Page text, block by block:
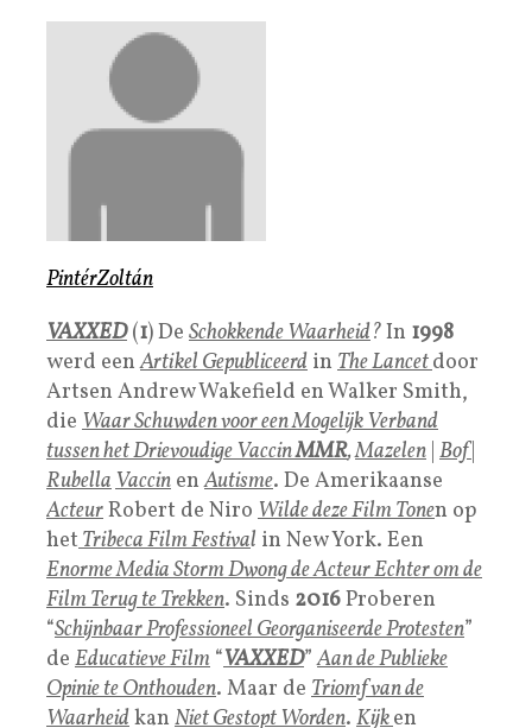
PintérZoltán
VAXXED(1) De Schokkende Waarheid?In 1998
werd eenArtikel Gepubliceerd in The Lancetdoor
Artsen Andrew Wakefield en Walker Smith,
die Waar Schuwden voor een Mogelijk Verband
tussen het Drievoudige VaccinMMR,Mazelen Bof
RubellaVaccin enAutisme. De Amerikaanse
ActeurRobert de Niro Wilde deze Film Tonen op
hetTribeca Film Festival in New York. Een
Enorme Media Storm Dwong de Acteur Echter om de
Film Terug te Trekken. Sinds 2016Proberen
“Schijnbaar Professioneel Georganiseerde Protesten”
de Educatieve Film “VAXXED”Aan de Publieke
Opinie te Onthouden. Maar de Triomf van de
Waarheidkan Niet Gestopt Worden. Kijken